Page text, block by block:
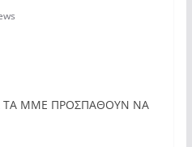
ΤΑ ΜΜΕ ΠΡΟΣΠΑΘΟΥΝ ΝΑ